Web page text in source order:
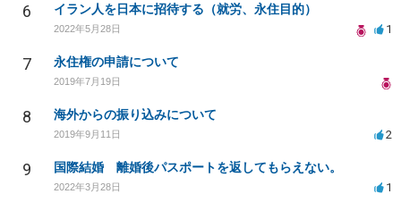
6 イラン人を日本に招待する（就労、永住目的）
2022年5月28日 1
7 永住権の申請について
2019年7月19日
8 海外からの振り込みについて
2019年9月11日 2
9 国際結婚 離婚後パスポートを返してもらえない。
2022年3月28日 1